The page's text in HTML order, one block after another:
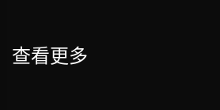
查看更多